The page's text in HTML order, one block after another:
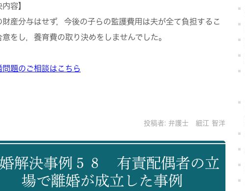
内容】
財産分与はせず，今後の子らの監護費用は夫が全て負担するこ
意をし，養育費の取り決めをしませんでした。
題のご相談はこちら
投稿者: 弁護士 細江 智洋
解決事例５８ 有責配偶者の立
場で離婚が成立した事例